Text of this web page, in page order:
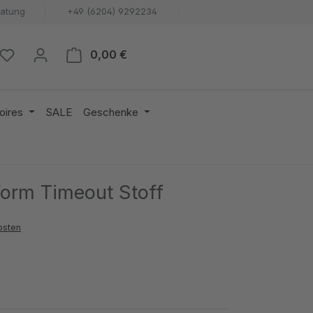
+49 (6204) 9292234
0,00 €
SALE Geschenke
Timeout Stoff